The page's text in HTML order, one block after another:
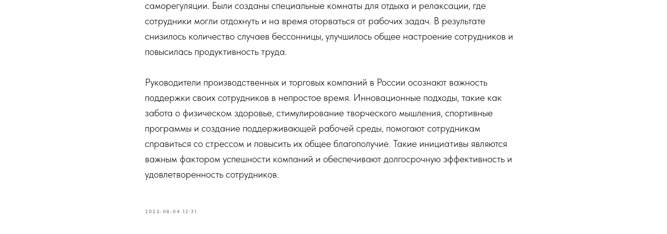
саморегуляции. Были созданы специальные комнаты для отдыха и релаксации, где
сотрудники могли отдохнуть и на время оторваться от рабочих задач. В результате
снизилось количество случаев бессонницы, улучшилось общее настроение сотрудников и
повысилась продуктивность труда.
Руководители производственных и торговых компаний в России осознают важность
поддержки своих сотрудников в непростое время. Инновационные подходы, такие как
забота о физическом здоровье, стимулирование творческого мышления, спортивные
программы и создание поддерживающей рабочей среды, помогают сотрудникам
справиться со стрессом и повысить их общее благополучие. Такие инициативы являются
важным фактором успешности компаний и обеспечивают долгосрочную эффективность и
удовлетворенность сотрудников.
2023-08-04 12:31